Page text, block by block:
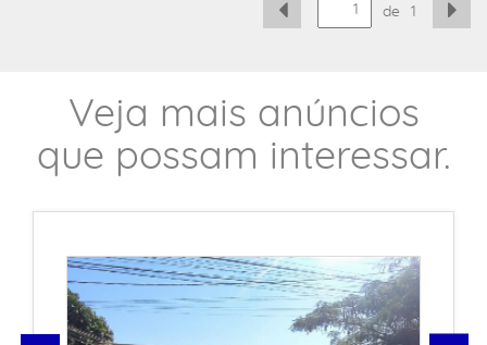
de 1
Veja mais anúncios
que possam interessar.